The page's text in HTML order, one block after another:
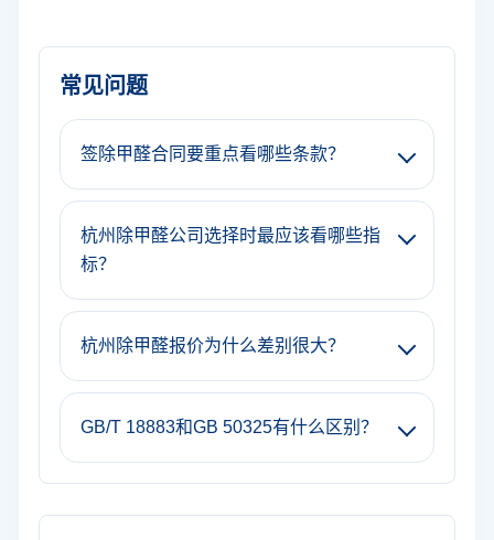
常见问题
签除甲醛合同要重点看哪些条款？
杭州除甲醛公司选择时最应该看哪些指
标？
杭州除甲醛报价为什么差别很大？
GB/T 18883和GB 50325有什么区别？